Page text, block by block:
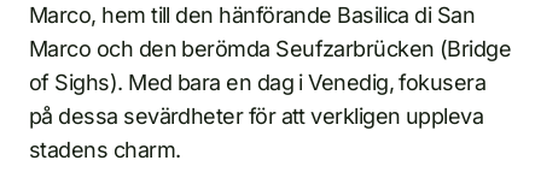
Marco, hem till den hänförande Basilica di San
Marco och den berömda Seufzarbrücken (Bridge
of Sighs). Med bara en dag i Venedig, fokusera
på dessa sevärdheter för att verkligen uppleva
stadens charm.